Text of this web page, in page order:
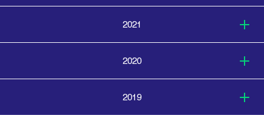
2021
2020
2019